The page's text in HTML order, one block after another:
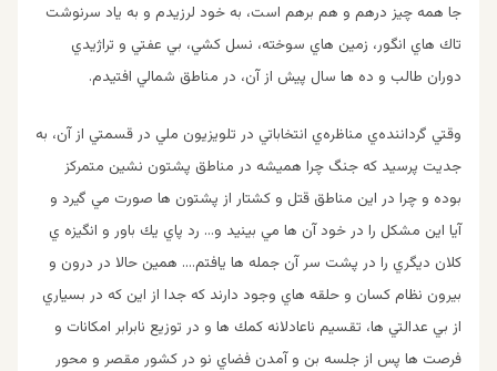
جا همه چيز درهم و هم برهم است، به خود لرزيدم و به ياد سرنوشت
تاك هاي انگور، زمين هاي سوخته، نسل كشي، بي عفتي و تراژيدي
دوران طالب و ده ها سال پيش از آن، در مناطق شمالي افتيدم.
وقتي گرداننده‌ي مناظره‌ي انتخاباتي در تلويزيون ملي در قسمتي از آن، به
جديت پرسيد كه جنگ چرا هميشه در مناطق پشتون نشين متمركز
بوده و چرا در اين مناطق قتل و كشتار از پشتون ها صورت مي گيرد و
آيا اين مشكل را در خود آن ها مي بينيد و… رد پاي يك باور و انگيزه ي
كلان ديگري را در پشت سر آن جمله ها يافتم…. همين حالا در درون و
بيرون نظام كسان و حلقه هاي وجود دارند كه جدا از اين كه در بسياري
از بي عدالتي ها، تقسيم ناعادلانه كمك ها و در توزيع نابرابر امكانات و
فرصت ها پس از جلسه بن و آمدن فضاي نو در كشور مقصر و محور